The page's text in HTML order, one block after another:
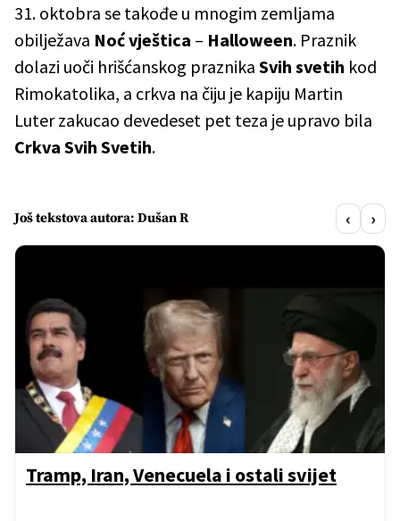
31. oktobra se takođe u mnogim zemljama
obilježava Noć vještica – Halloween. Praznik
dolazi uoči hrišćanskog praznika Svih svetih kod
Rimokatolika, a crkva na čiju je kapiju Martin
Luter zakucao devedeset pet teza je upravo bila
Crkva Svih Svetih.
Još tekstova autora: Dušan R ‹ ›
Tramp, Iran, Venecuela i ostali svijet